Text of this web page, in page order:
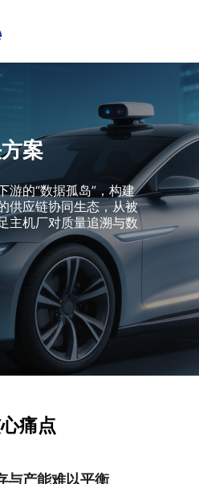
零售行业
汽车与零部件
能源行业
物流行业
保险行业
通用解决方案
API 集成与管理
EDI/B2B
企业服务总线ESB
数据集成
星合智联
webMethods
Boomi
MuleSoft
TongESB
SwiftInt
健康空间
W-Space
SmartEdgeGateway
应用集成服务
套装软件服务
客户名录
案例赏析
公司动态
行业资讯
公司简介
荣誉资质
人才招聘
联系我们
案
游的“数据孤岛”，构建
供应链协同生态，从被
主机厂对质量追溯与数
痛点
与产能难以平衡